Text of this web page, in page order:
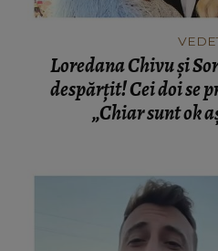
Loredana Chivu și
despărțit! Cei doi se
„Chiar sunt ok